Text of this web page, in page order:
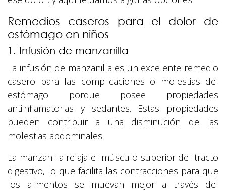
Remedios caseros para el dolor de
estómago en niños
1. Infusión de manzanilla
La infusión de manzanilla es un excelente remedio
casero para las complicaciones o molestias del
estómago porque posee propiedades
antiinflamatorias y sedantes. Estas propiedades
pueden contribuir a una disminución de las
molestias abdominales.
La manzanilla relaja el músculo superior del tracto
digestivo, lo que facilita las contracciones para que
los alimentos se muevan mejor a través del